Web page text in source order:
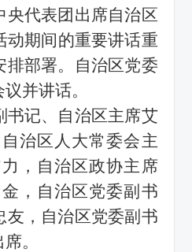
央代表团出席自治区
动期间的重要讲话重
排部署。自治区党委
并讲话。
书记、自治区主席艾
治区人大常委会主
，自治区政协主席
，自治区党委副书
友，自治区党委副书
。